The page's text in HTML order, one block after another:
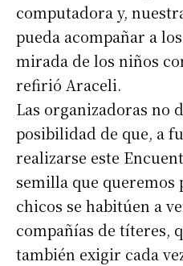
computadora y,
pueda acompañar a
mirada de los niños
refirió Araceli.
Las organizadoras no
posibilidad de que, a
realizarse este
semilla que queremos
chicos se habitúen a
compañías de títeres,
también exigir cada